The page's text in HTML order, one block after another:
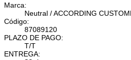
Marca:
Neutral / ACCORDING
Código:
87089120
PLAZO DE PAGO:
T/T
ENTREGA: